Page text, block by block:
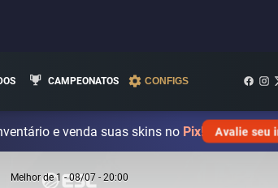
CAMPEONATOS CONFIGS
e venda suas skins no Pix! Avalie seu
Melhor de1 -08/07 - 20:00